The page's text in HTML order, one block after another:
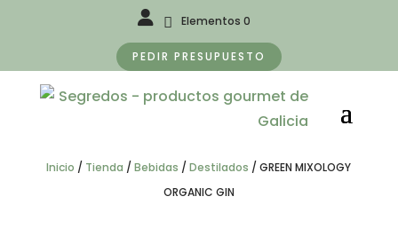
Elementos 0
PEDIR PRESUPUESTO
Inicio / Tienda /Bebidas /Destilados /GREEN MIXOLOGY
ORGANIC GIN